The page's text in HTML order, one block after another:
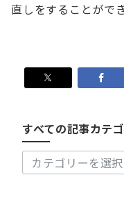
直しをすることがで
すべての記事カテ
べ
記
事